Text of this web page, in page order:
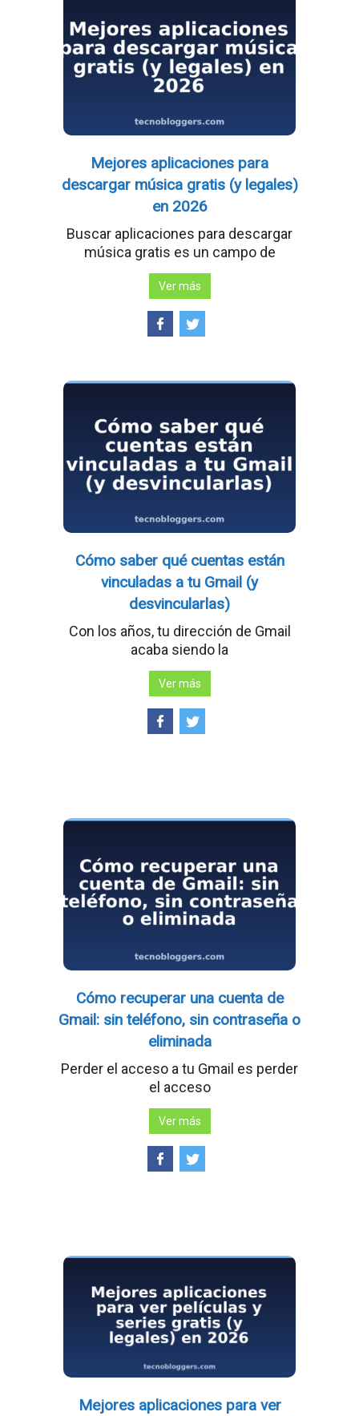
Mejores aplicaciones para
descargar música gratis (y legales)
en 2026
Buscar aplicaciones para descargar
música gratis es un campo de
Ver más
Cómo saber qué cuentas están
vinculadas a tu Gmail (y
desvincularlas)
Con los años, tu dirección de Gmail
acaba siendo la
Ver más
Cómo recuperar una cuenta de
Gmail: sin teléfono, sin contraseña o
eliminada
Perder el acceso a tu Gmail es perder
el acceso
Ver más
Mejores aplicaciones para ver